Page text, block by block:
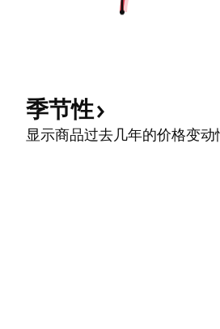
季节性
显示商品过去几年的价格变动